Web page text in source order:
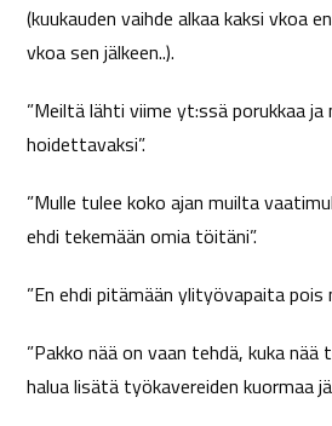
(kuukauden vaihde alkaa kaksi vkoa
vkoa sen jälkeen..).
”Meiltä lähti viime yt:ssä porukkaa
hoidettavaksi”.
”Mulle tulee koko ajan muilta
ehdi tekemään omia töitäni”.
”En ehdi pitämään ylityövapaita pois
”Pakko nää on vaan tehdä, kuka nää
halua lisätä työkavereiden kuormaa